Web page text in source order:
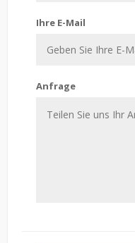
Ihre E-Mail
Anfrage